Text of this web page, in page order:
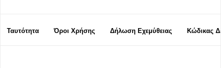
Ταυτότητα Όροι Χρήσης Δήλωση Εχεμύθειας Κώδικας